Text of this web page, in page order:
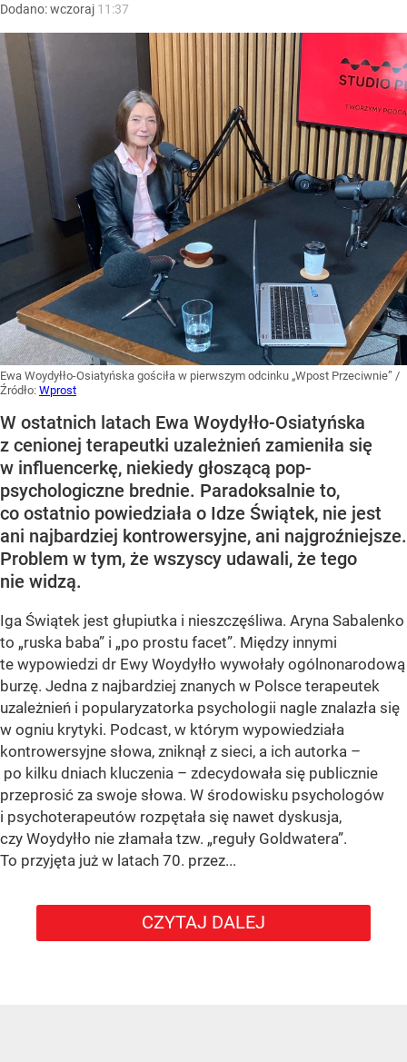
Dodano:wczoraj 11:37
Ewa Woydyłło-Osiatyńska gościła w pierwszym odcinku „Wpost Przeciwnie” /
Źródło: Wprost
W ostatnich latach Ewa Woydyłło-Osiatyńska
z cenionej terapeutki uzależnień zamieniła się
w influencerkę, niekiedy głoszącą pop-
psychologiczne brednie. Paradoksalnie to,
co ostatnio powiedziała o Idze Świątek, nie jest
ani najbardziej kontrowersyjne, ani najgroźniejsze.
Problem w tym, że wszyscy udawali, że tego
nie widzą.
Iga Świątek jest głupiutka i nieszczęśliwa. Aryna Sabalenko
to „ruska baba” i „po prostu facet”. Między innymi
te wypowiedzi dr Ewy Woydyłło wywołały ogólnonarodową
burzę. Jedna z najbardziej znanych w Polsce terapeutek
uzależnień i popularyzatorka psychologii nagle znalazła się
w ogniu krytyki. Podcast, w którym wypowiedziała
kontrowersyjne słowa, zniknął z sieci, a ich autorka –
po kilku dniach kluczenia – zdecydowała się publicznie
przeprosić za swoje słowa. W środowisku psychologów
i psychoterapeutów rozpętała się nawet dyskusja,
czy Woydyłło nie złamała tzw. „reguły Goldwatera”.
To przyjęta już w latach 70. przez...
CZYTAJ DALEJ